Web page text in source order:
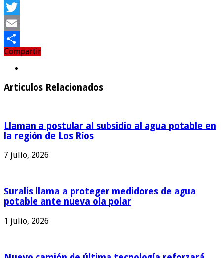
Facebook
Twitter
Email
Compartir
Compartir
Articulos Relacionados
Llaman a postular al subsidio al agua potable en
la región de Los Ríos
7 julio, 2026
Suralis llama a proteger medidores de agua
potable ante nueva ola polar
1 julio, 2026